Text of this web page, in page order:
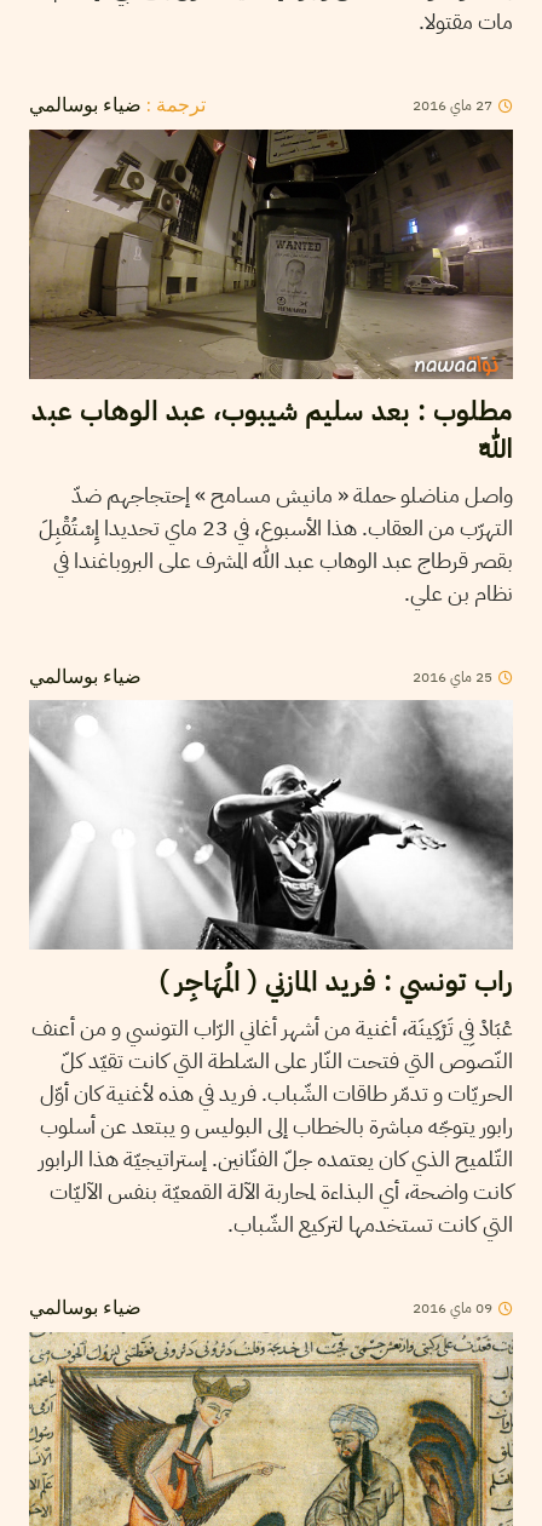
مات مقتولا.
ترجمة : ضياء بوسالمي 27 ماي2016
مطلوب : بعد سليم شيبوب، عبد الوهاب عبد
اللّه
واصل مناضلو حملة « مانيش مسامح » إحتجاجهم ضدّ
التهرّب من العقاب. هذا الأسبوع، في 23 ماي تحديدا إِسْتُقْبِلَ
بقصر قرطاج عبد الوهاب عبد الله المشرف على البروباغندا في
نظام بن علي.
ضياء بوسالمي 25 ماي2016
راب تونسي : فريد المازني ( المُهَاجِر )
عْبَادْ فِي تَرْكِينَة، أغنية من أشهر أغاني الرّاب التونسي و من أعنف
النّصوص التي فتحت النّار على السّلطة التي كانت تقيّد كلّ
الحريّات و تدمّر طاقات الشّباب. فريد في هذه لأغنية كان أوّل
رابور يتوجّه مباشرة بالخطاب إلى البوليس و يبتعد عن أسلوب
التّلميح الذي كان يعتمده جلّ الفنّانين. إستراتيجيّة هذا الرابور
كانت واضحة، أي البذاءة لمحاربة الآلة القمعيّة بنفس الآليّات
التي كانت تستخدمها لتركيع الشّباب.
ضياء بوسالمي 09ماي2016